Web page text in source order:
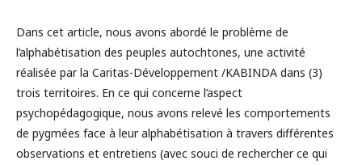
Dans cet article, nous avons abordé le problème de
l’alphabétisation des peuples autochtones, une activité
réalisée par la Caritas-Développement /KABINDA dans (3)
trois territoires. En ce qui concerne l’aspect
psychopédagogique, nous avons relevé les comportements
de pygmées face à leur alphabétisation à travers différentes
observations et entretiens (avec souci de rechercher ce qui